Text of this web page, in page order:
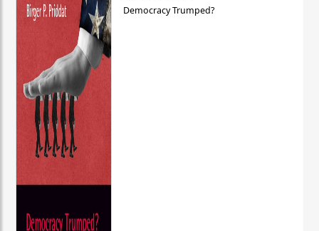
Democracy Trumped?